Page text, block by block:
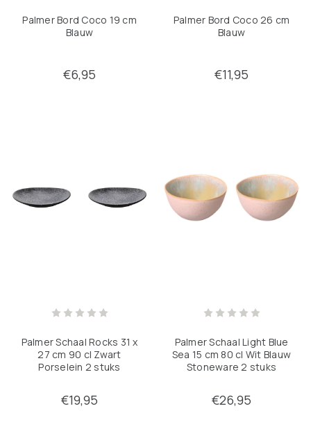
Palmer Bord Coco 19 cm
Blauw
€6,95
Palmer Bord Coco 26 cm
Blauw
€11,95
Palmer Schaal Rocks 31 x
27 cm 90 cl Zwart
Porselein 2 stuks
€19,95
Palmer Schaal Light Blue
Sea 15 cm 80 cl Wit Blauw
Stoneware 2 stuks
€26,95